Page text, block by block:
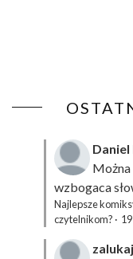
Można
wzbogaca
Najlepsze
czytelnikom? ·